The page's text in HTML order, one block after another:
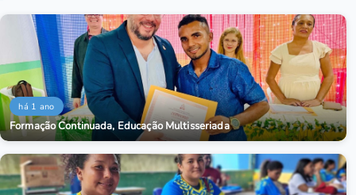
há 1 ano
Formação Continuada, Educação Multisseriada